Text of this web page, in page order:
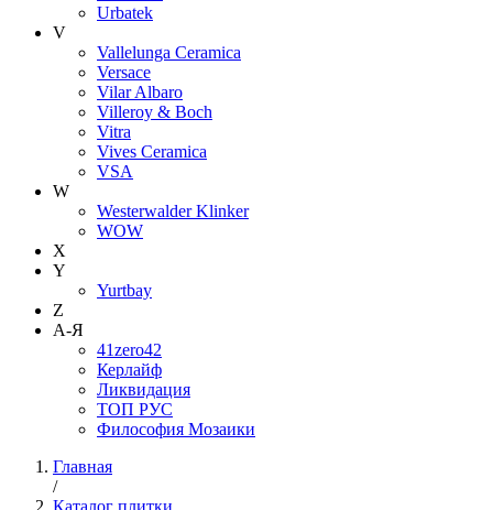
Urbatek
V
Vallelunga Ceramica
Versace
Vilar Albaro
Villeroy & Boch
Vitra
Vives Ceramica
VSA
W
Westerwalder Klinker
WOW
X
Y
Yurtbay
Z
А-Я
41zero42
Керлайф
Ликвидация
ТОП РУС
Философия Мозаики
Главная
/
Каталог плитки